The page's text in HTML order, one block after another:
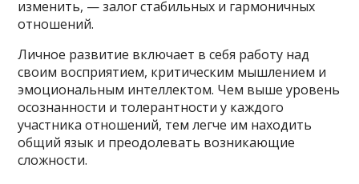
изменить, — залог стабильных и гармоничных
отношений.
Личное развитие включает в себя работу над
своим восприятием, критическим мышлением и
эмоциональным интеллектом. Чем выше уровень
осознанности и толерантности у каждого
участника отношений, тем легче им находить
общий язык и преодолевать возникающие
сложности.